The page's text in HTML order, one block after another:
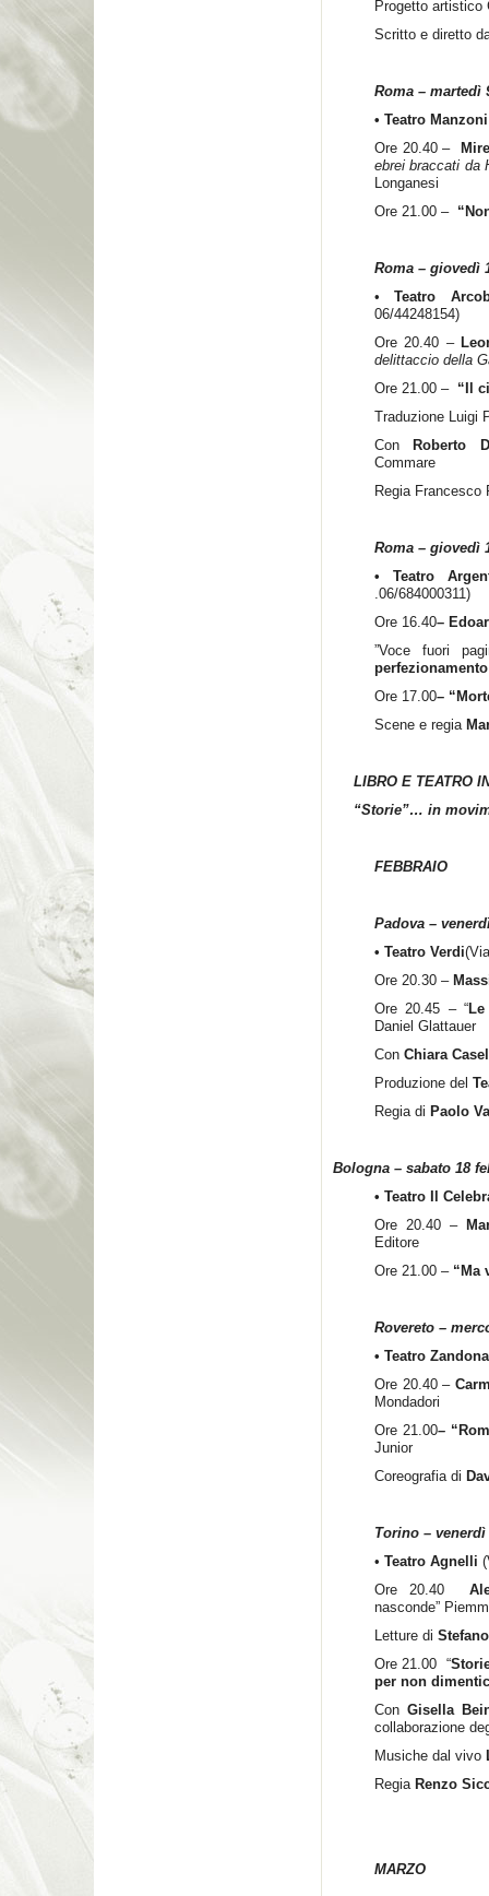
Progetto artistico
Scritto e diretto
Roma – martedì
• Teatro
Ore 20.40 –
ebrei braccati da
Longanesi
Ore 21.00 –
Roma – giovedì
•Teatro
06/44248154)
Ore 20.40 –
delittaccio della
Ore 21.00 – “Il
Traduzione Luigi
Con
Roberto
Commare
Regia Francesco
Roma – giovedì
• Teatro
.06/684000311)
Ore 16.40–
”Voce fuori
Ore 17.00–
Scene e regia
LIBRO E TEATRO
“Storie”… in
FEBBRAIO
Padova –
• Teatro Verdi
Ore 20.30 –
Ore 20.45 – “
Daniel Glattauer
Con Chiara
Produzione del
Regia di Paolo
Bologna – sabato 18
• Teatro Il
Ore 20.40 –
Editore
Ore 21.00 – “Ma
Rovereto –
• Teatro
Ore 20.40 –
Mondadori
Ore 21.00–
Junior
Coreografia di
Torino – venerdì
• Teatro Agnelli
Ore 20.40
nasconde”
Letture di
Ore 21.00 “
per non
Con Gisella
collaborazione
Musiche dal vivo
Regia Renzo
MARZO